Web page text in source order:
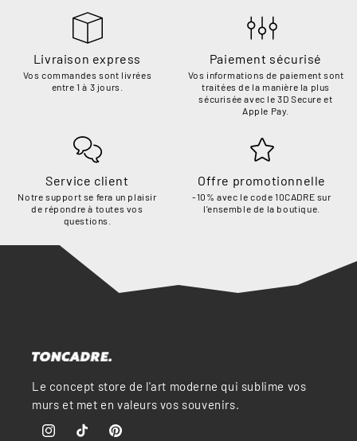
Livraison express
Vos commandes sont livrées
entre 1 à 3 jours.
Paiement sécurisé
Vos informations de paiement sont
traitées de la manière la plus
sécurisée avec le 3D Secure et
Apple Pay.
Service client
Notre support se fera un plaisir
de répondre à toutes vos
questions.
Offre promotionnelle
-10% avec le code 10CADRE sur
l'ensemble de la boutique.
Le concept store de l'art moderne qui sublime vos
murs et met en valeurs vos souvenirs.
InstagramTikTok Pinterest